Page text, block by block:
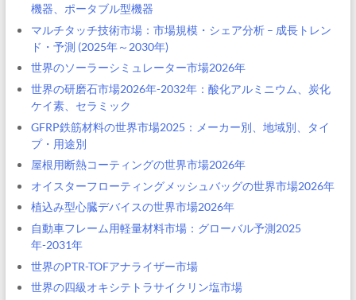
機器、ポータブル型機器
マルチタッチ技術市場：市場規模・シェア分析 – 成長トレン
ド・予測 (2025年～2030年)
世界のソーラーシミュレーター市場2026年
世界の研磨石市場2026年-2032年：酸化アルミニウム、炭化
ケイ素、セラミック
GFRP鉄筋材料の世界市場2025：メーカー別、地域別、タイ
プ・用途別
屋根用断熱コーティングの世界市場2026年
オイスターフローティングメッシュバッグの世界市場2026年
植込み型心臓デバイスの世界市場2026年
自動車フレーム用軽量材料市場：グローバル予測2025
年-2031年
世界のPTR-TOFアナライザー市場
世界の四級オキシテトラサイクリン塩市場